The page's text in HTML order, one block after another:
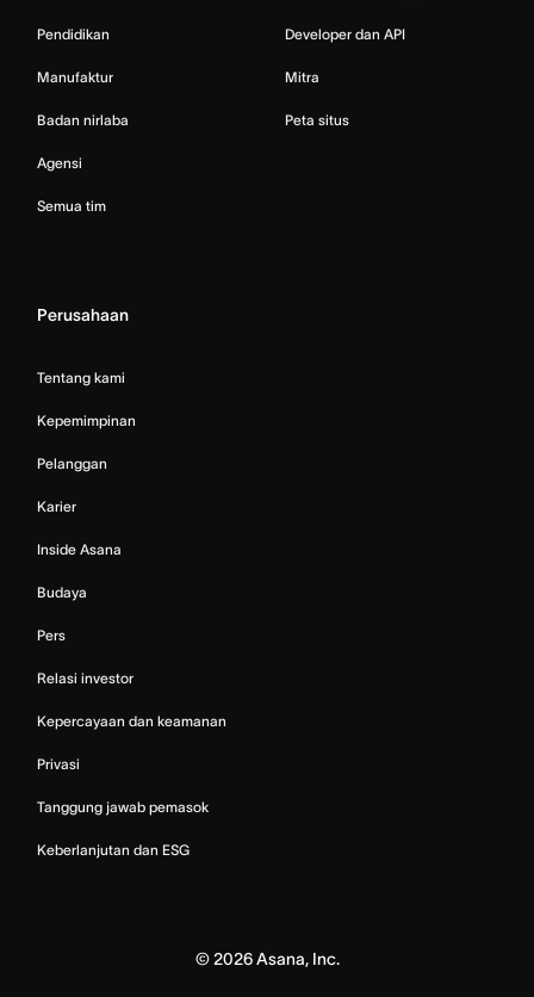
Pendidikan
Manufaktur
Badan nirlaba
Agensi
Semua tim
Developer dan API
Mitra
Peta situs
Perusahaan
Tentang kami
Kepemimpinan
Pelanggan
Karier
Inside Asana
Budaya
Pers
Relasi investor
Kepercayaan dan keamanan
Privasi
Tanggung jawab pemasok
Keberlanjutan dan ESG
© 2026Asana, Inc.